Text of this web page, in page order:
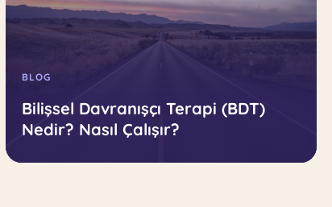
BLOG
Bilişsel Davranışçı Terapi (BDT)
Nedir? Nasıl Çalışır?